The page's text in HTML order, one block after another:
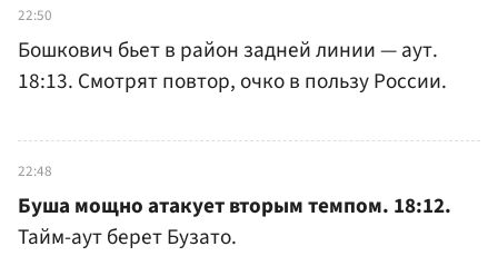
22:50
Бошкович бьет в район задней линии — аут.
18:13. Смотрят повтор, очко в пользу России.
22:48
Буша мощно атакует вторым темпом. 18:12.
Тайм-аут берет Бузато.